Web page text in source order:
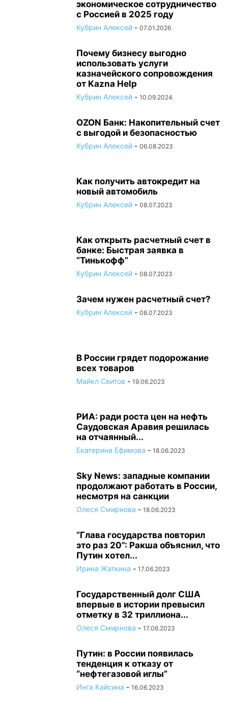
экономическое сотрудничество
с Россией в 2025 году
Кубрин Алексей - 07.01.2026
Почему бизнесу выгодно
использовать услуги
казначейского сопровождения
от Kazna Help
Кубрин Алексей - 10.09.2024
OZON Банк: Накопительный счет
с выгодой и безопасностью
Кубрин Алексей - 06.08.2023
Как получить автокредит на
новый автомобиль
Кубрин Алексей - 08.07.2023
Как открыть расчетный счет в
банке: Быстрая заявка в
“Тинькофф”
Кубрин Алексей - 08.07.2023
Зачем нужен расчетный счет?
Кубрин Алексей - 08.07.2023
В России грядет подорожание
всех товаров
Майкл Свитов - 19.06.2023
РИА: ради роста цен на нефть
Саудовская Аравия решилась
на отчаянный...
Екатерина Ефимова - 18.06.2023
Sky News: западные компании
продолжают работать в России,
несмотря на санкции
Олеся Смирнова - 18.06.2023
“Глава государства повторил
это раз 20”: Ракша объяснил, что
Путин хотел...
Ирина Жаткина - 17.06.2023
Государственный долг США
впервые в истории превысил
отметку в 32 триллиона...
Олеся Смирнова - 17.06.2023
Путин: в России появилась
тенденция к отказу от
“нефтегазовой иглы”
Инга Кайсина - 16.06.2023